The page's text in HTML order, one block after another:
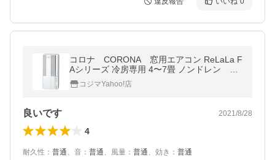
コロナ CORONA 窓用エアコン ReLaLa F
Aシリーズ 冷房専用 4〜7畳 ノンドレン C
W-FA1621-WS シェルホワイト
コジマYahoo!店
良いです 2021/8/28
4
耐久性 ： 普通、 音 ： 普通、 風量 ： 普通、 効き ： 普通